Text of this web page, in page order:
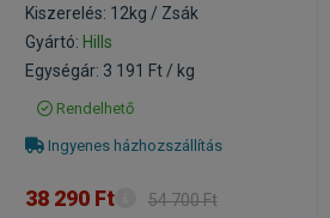
Kiszerelés: 12kg / Zsák
Gyártó: Hills
Egységár: 3 191 Ft / kg
Rendelhető
Ingyenes házhozszállítás
38 290 Ft 54 700 Ft